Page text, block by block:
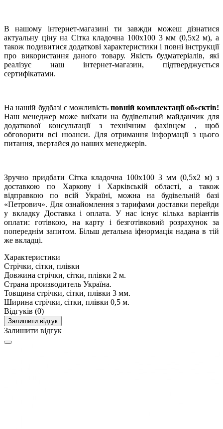
В нашому інтернет-магазині ти завжди можеш дізнатися
актуальну ціну на Сітка кладочна 100x100 3 мм (0,5x2 м), а
також подивитися додаткові характеристики і повні інструкції
про використання даного товару. Якість будматеріалів, які
реалізує наш інтернет-магазин, підтверджується
сертифікатами.
На нашій будбазі є можливістьповній комплектації об»єктів!
Наш менеджер може виїхати на будівельний майданчик для
додаткової консультації з технічним фахівцем , щоб
обговорити всі нюанси. Для отримання інформації з цього
питання, звертайся до наших менеджерів.
Зручно придбати Сітка кладочна 100x100 3 мм (0,5x2 м) з
доставкою по Харкову і Харківській області, а також
відправкою по всій Україні, можна на будівельній базі
«Петрович». Для ознайомлення з тарифами доставки перейди
у вкладку Доставка і оплата. У нас існує кілька варіантів
оплати: готівкою, на карту і безготівковий розрахунок за
попереднім запитом. Більш детальна іфнормація надана в тій
же вкладці.
Характеристики
Стрічки, сітки, плівки
Довжина стрічки, сітки, плівки 2 м.
Страна производитель Україна.
Товщина стрічки, сітки, плівки 3 мм.
Ширина стрічки, сітки, плівки 0,5 м.
Відгуків (0)
Залишити відгук
Залишити відгук